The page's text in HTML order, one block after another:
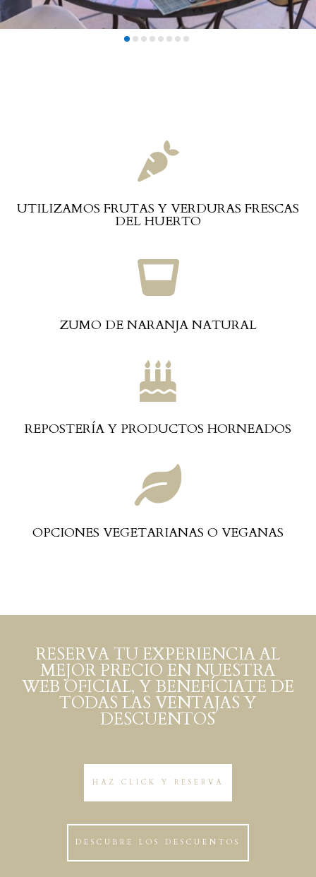

UTILIZAMOS FRUTAS Y VERDURAS FRESCAS
DEL HUERTO

ZUMO DE NARANJA NATURAL

REPOSTERÍA Y PRODUCTOS HORNEADOS

OPCIONES VEGETARIANAS O VEGANAS
RESERVA TU EXPERIENCIA AL
MEJOR PRECIO EN NUESTRA
WEB OFICIAL, Y BENEFÍCIATE DE
TODAS LAS VENTAJAS Y
DESCUENTOS
HAZ CLICK Y RESERVA
DESCUBRE LOS DESCUENTOS